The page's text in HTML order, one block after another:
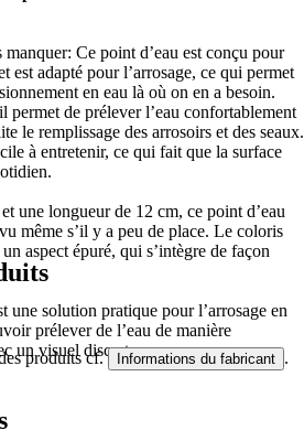
manquer: Ce point d’eau est conçu pour
est adapté pour l’arrosage, ce qui permet
en eau là où on en a besoin.
permet de prélever l’eau confortablement
le remplissage des arrosoirs et des seaux.
à entretenir, ce qui fait que la surface
une longueur de 12 cm, ce point d’eau
même s’il y a peu de place. Le coloris
aspect épuré, qui s’intègre de façon
une solution pratique pour l’arrosage en
prélever de l’eau de manière
un visuel discret.
produits cf. Informations du fabricant .